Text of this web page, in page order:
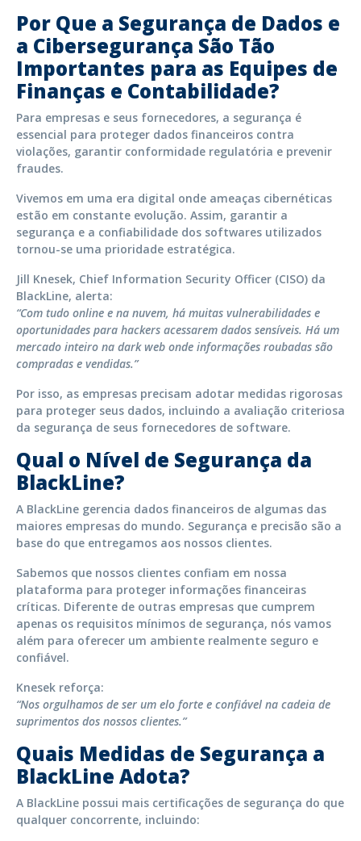
Por Que a Segurança de Dados e
a Cibersegurança São Tão
Importantes para as Equipes de
Finanças e Contabilidade?
Para empresas e seus fornecedores, a segurança é
essencial para proteger dados financeiros contra
violações, garantir conformidade regulatória e prevenir
fraudes.
Vivemos em uma era digital onde ameaças cibernéticas
estão em constante evolução. Assim, garantir a
segurança e a confiabilidade dos softwares utilizados
tornou-se uma prioridade estratégica.
Jill Knesek, Chief Information Security Officer (CISO) da
BlackLine, alerta:
“Com tudo online e na nuvem, há muitas vulnerabilidades e
oportunidades para hackers acessarem dados sensíveis. Há um
mercado inteiro na dark web onde informações roubadas são
compradas e vendidas.”
Por isso, as empresas precisam adotar medidas rigorosas
para proteger seus dados, incluindo a avaliação criteriosa
da segurança de seus fornecedores de software.
Qual o Nível de Segurança da
BlackLine?
A BlackLine gerencia dados financeiros de algumas das
maiores empresas do mundo. Segurança e precisão são a
base do que entregamos aos nossos clientes.
Sabemos que nossos clientes confiam em nossa
plataforma para proteger informações financeiras
críticas. Diferente de outras empresas que cumprem
apenas os requisitos mínimos de segurança, nós vamos
além para oferecer um ambiente realmente seguro e
confiável.
Knesek reforça:
“Nos orgulhamos de ser um elo forte e confiável na cadeia de
suprimentos dos nossos clientes.”
Quais Medidas de Segurança a
BlackLine Adota?
A BlackLine possui mais certificações de segurança do que
qualquer concorrente, incluindo: